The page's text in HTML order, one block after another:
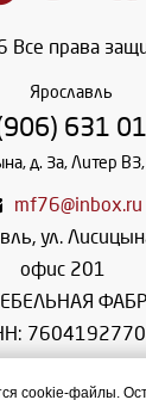
Все права
Ярославль
631
д. 3а, Литер
mf76@inbox.ru
, ул.
офис 201
7604192770
cookie-файлы.